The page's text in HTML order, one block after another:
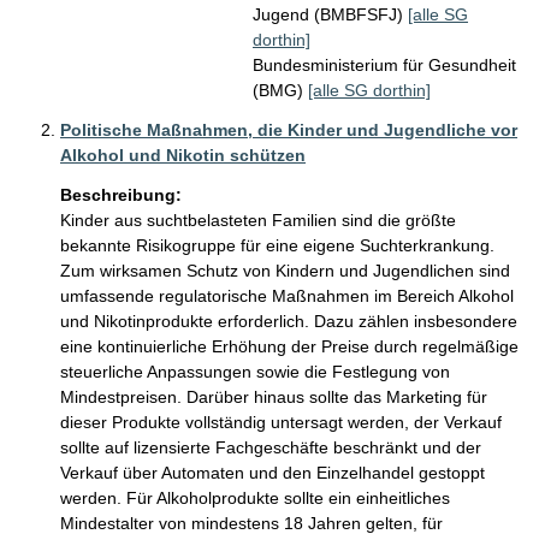
Jugend (BMBFSFJ) [alle SG
dorthin]
Bundesministerium für Gesundheit
(BMG) [alle SG dorthin]
Politische Maßnahmen, die Kinder und Jugendliche vor
Alkohol und Nikotin schützen
Beschreibung:
Kinder aus suchtbelasteten Familien sind die größte
bekannte Risikogruppe für eine eigene Suchterkrankung.
Zum wirksamen Schutz von Kindern und Jugendlichen sind
umfassende regulatorische Maßnahmen im Bereich Alkohol
und Nikotinprodukte erforderlich. Dazu zählen insbesondere
eine kontinuierliche Erhöhung der Preise durch regelmäßige
steuerliche Anpassungen sowie die Festlegung von
Mindestpreisen. Darüber hinaus sollte das Marketing für
dieser Produkte vollständig untersagt werden, der Verkauf
sollte auf lizensierte Fachgeschäfte beschränkt und der
Verkauf über Automaten und den Einzelhandel gestoppt
werden. Für Alkoholprodukte sollte ein einheitliches
Mindestalter von mindestens 18 Jahren gelten, für